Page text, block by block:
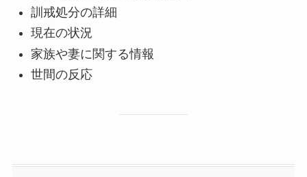
訓戒処分の詳細
現在の状況
家族や妻に関する情報
世間の反応